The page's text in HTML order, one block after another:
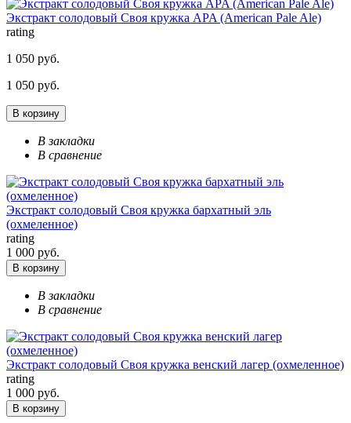
Экстракт солодовый Своя кружка APA (American Pale Ale)
rating
1 050 руб.
1 050 руб.
В корзину
В закладки
В сравнение
Экстракт солодовый Своя кружка бархатный эль
(охмеленное)
rating
1 000 руб.
В корзину
В закладки
В сравнение
Экстракт солодовый Своя кружка венский лагер (охмеленное)
rating
1 000 руб.
В корзину